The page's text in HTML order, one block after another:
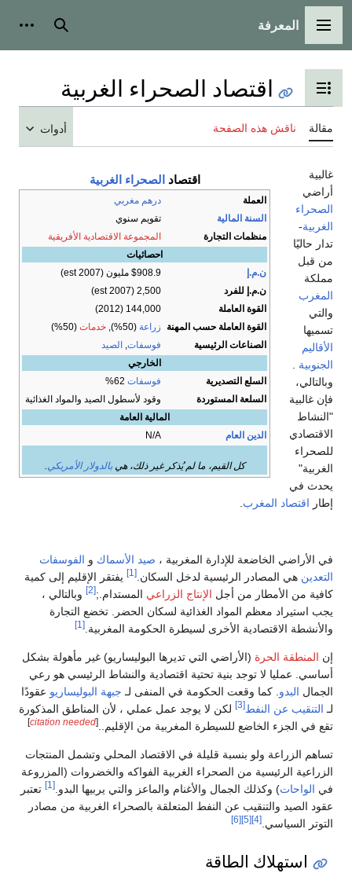
القائمة الرئيسية
المعرفة بحث
تبديل عرض جدول المحتويات
اقتصاد الصحراء الغربية
مقالة ناقش هذه الصفحة أدوات
اقتصاد الصحراء الغربية
العملة
درهم مغربي
السنة المالية
تقويم سنوي
منظمات التجارة
المجموعة الاقتصادية الأفريقية
احصائيات
ن.م.إ
$908.9 مليون (2007 est)
ن.م.إ للفرد
2,500 (2007 est)
القوة العاملة
144,000 (2012
)
القوة العاملة حسب المهنة
زراعة (50%), خدمات (50%)
الصناعات الرئيسية
فوسفات, الصيد
الخارجي
السلع التصديرية
فوسفات
السلعة المستوردة
وقود لأسطول الصيد والمواد الغذائية
المالية العامة
الدين العام
N/A
كل القيم، ما لم يُذكر غير ذلك، هيبالدولار الأمريكي.
غالبية
أراضي
الصحراء
الغربية-
تدار حاليًا
من قبل
مملكة
المغرب
والتي
تسميها
الأقاليم
الجنوبية
وبالتالي،
فإن غالبية
"النشاط
الاقتصادي
للصحراء
الغربية"
يحدث في
إطار اقتصاد المغرب
في الأراضي الخاضعة للإدارة المغربية ، صيد الأسماك و الفوسفات
التعدين هي المصادر الرئيسية لدخل السكان. [1]
يفتقر الإقليم إلى كمية
كافية من الأمطار من أجل الإنتاج الزراعي المستدام.;[2]
وبالتالي ،
يجب استيراد معظم المواد الغذائية لسكان الحضر. تخضع التجارة
والأنشطة الاقتصادية الأخرى لسيطرة الحكومة المغربية. [1]
إن المنطقة الحرة (الأراضي التي تديرها البوليساريو) غير مأهولة بشكل
أساسي. عمليا لا توجد بنية تحتية اقتصادية والنشاط الرئيسي هو رعي
الجمال البدو . كما وقعت الحكومة في المنفى لـ جبهة البوليساريو عقودًا
لـ التنقيب عن النفط[3]
لكن لا يوجد عمل عملي ، لأن المناطق المذكورة
تقع في الجزء الخاضع للسيطرة المغربية من الإقليم..
[
citation needed
]
تساهم الزراعة ولو بنسبة قليلة في الاقتصاد المحلي وتشمل المنتجات
الزراعية الرئيسية من الصحراء الغربية الفواكه والخضروات (المزروعة
في الواحات) وكذلك الجمال والأغنام والماعز والتي يربيها البدو. [1]
تعتبر
عقود الصيد والتنقيب عن النفط المتعلقة بالصحراء الغربية من مصادر
التوتر السياسي. [4]
[5]
[6]
استهلاك الطاقة